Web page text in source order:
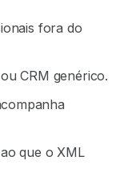
fora do
CRM genérico.
que o XML